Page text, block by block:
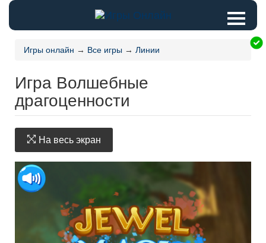
Игры онлайн → Все игры → Линии
Игра Волшебные
драгоценности
На весь экран